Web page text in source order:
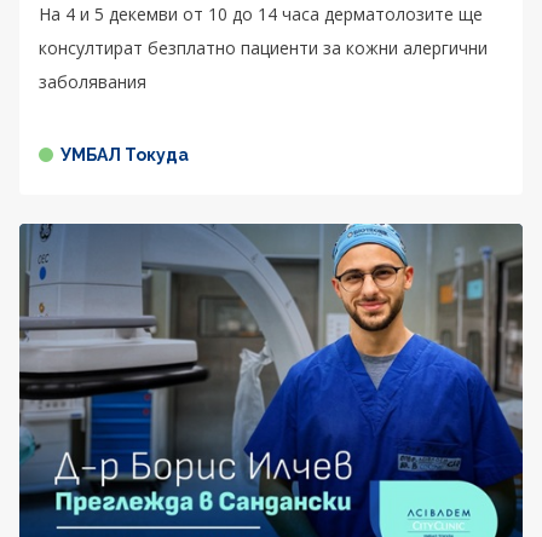
На 4 и 5 декемви от 10 до 14 часа дерматолозите ще
консултират безплатно пациенти за кожни алергични
заболявания
УМБАЛ Токуда